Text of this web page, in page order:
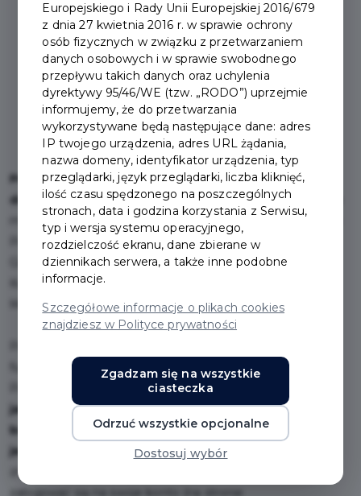
Pakiet GPSZOK (Gminny
Punkt Selektywnej Zbiórki
Odpadów Komunalnych)
umożliwia wygodną i
prostą weryfikację Ciebie
jako mieszkańca miasta
Pruszcz Gdański. Bez konieczności okazywania
dodatkowych dokumentówtj. dowodu czy rachunku za
media. Zatem jeśli zamierzasz oddać odpady w Gminnym
Punkcie Selektywnej Zbiórki Odpadów Komunalnych
Gminy Miejskiej Pruszcz Gdański, który mieści się przy ul.
Kupieckiej, wystarczy, że weźmiesz ze sobą Kartę
Mieszkańca.
funkcjonalność. Każdy posiadacz karty z aktywnym
może w łatwy sposób sprawdzić
jaką ilość czystego gruzu, zmieszanych odpadów
budowlanych oraz materiałów izolacyjnych możne
jeszcze oddać w danym roku kalendarzowym.
znaleźć tę informację? Wystarczy na komputerze
Europejskiego i Rady Unii Europejskiej 2016/679
z dnia 27 kwietnia 2016 r. w sprawie ochrony
osób fizycznych w związku z przetwarzaniem
danych osobowych i w sprawie swobodnego
przepływu takich danych oraz uchylenia
dyrektywy 95/46/WE (tzw. „RODO”) uprzejmie
informujemy, że do przetwarzania
wykorzystywane będą następujące dane: adres
IP twojego urządzenia, adres URL żądania,
nazwa domeny, identyfikator urządzenia, typ
przeglądarki, język przeglądarki, liczba kliknięć,
ilość czasu spędzonego na poszczególnych
stronach, data i godzina korzystania z Serwisu,
typ i wersja systemu operacyjnego,
rozdzielczość ekranu, dane zbierane w
dziennikach serwera, a także inne podobne
informacje.
Szczegółowe informacje o plikach cookies
znajdziesz w Polityce prywatności
Zgadzam się na wszystkie
ciasteczka
Odrzuć wszystkie opcjonalne
Dostosuj wybór